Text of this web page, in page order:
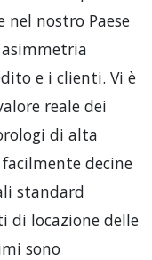
nel nostro Paese
e i clienti. Vi è
reale dei
di alta
decine
standard
locazione delle
sono